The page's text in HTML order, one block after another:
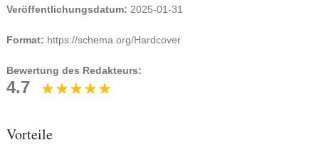
Veröffentlichungsdatum: 2025-01-31
Format: https://schema.org/Hardcover
Bewertung des Redakteurs:
4.7
Vorteile